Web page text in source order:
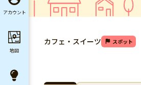
カフェ・スイーツ スポット
アカウント
地図